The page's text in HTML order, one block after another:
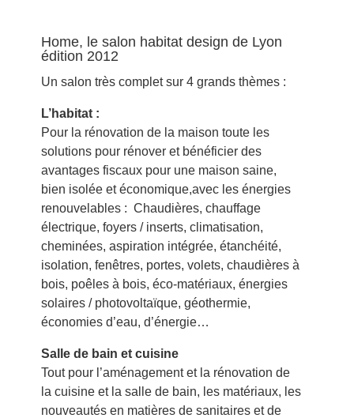
Home, le salon habitat design de Lyon
édition 2012
Un salon très complet sur 4 grands thèmes :
L’habitat :
Pour la rénovation de la maison toute les
solutions pour rénover et bénéficier des
avantages fiscaux pour une maison saine,
bien isolée et économique,avec les énergies
renouvelables : Chaudières, chauffage
électrique, foyers / inserts, climatisation,
cheminées, aspiration intégrée, étanchéité,
isolation, fenêtres, portes, volets, chaudières à
bois, poêles à bois, éco-matériaux, énergies
solaires / photovoltaïque, géothermie,
économies d’eau, d’énergie…
Salle de bain et cuisine
Tout pour l’aménagement et la rénovation de
la cuisine et la salle de bain, les matériaux, les
nouveautés en matières de sanitaires et de